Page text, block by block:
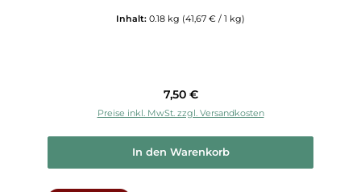
Inhalt: 0.18 kg (41,67 € / 1 kg)
Regulärer Preis:
7,50 €
Preise inkl. MwSt. zzgl. Versandkosten
In den Warenkorb